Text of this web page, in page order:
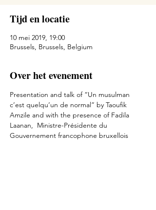
Tijd en locatie
10 mei 2019, 19:00
Brussels, Brussels, Belgium
Over het evenement
Presentation and talk of “Un musulman
c’est quelqu’un de normal” by Taoufik
Amzile and with the presence of Fadila
Laanan,  Ministre-Présidente du
Gouvernement francophone bruxellois